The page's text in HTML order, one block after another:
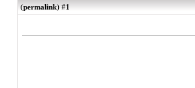
1
(
permalink
)